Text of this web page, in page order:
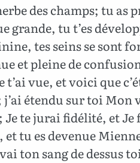
des champs; tu as
grande, tu t’es
tes seins se sont
et pleine de
t’ai vue, et voici que
j’ai étendu sur toi Mon
te jurai fidélité, et Je
tu es devenue
ton sang de dessus